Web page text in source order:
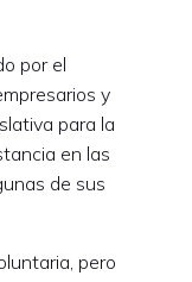
por el
y
para la
en las
de sus
pero